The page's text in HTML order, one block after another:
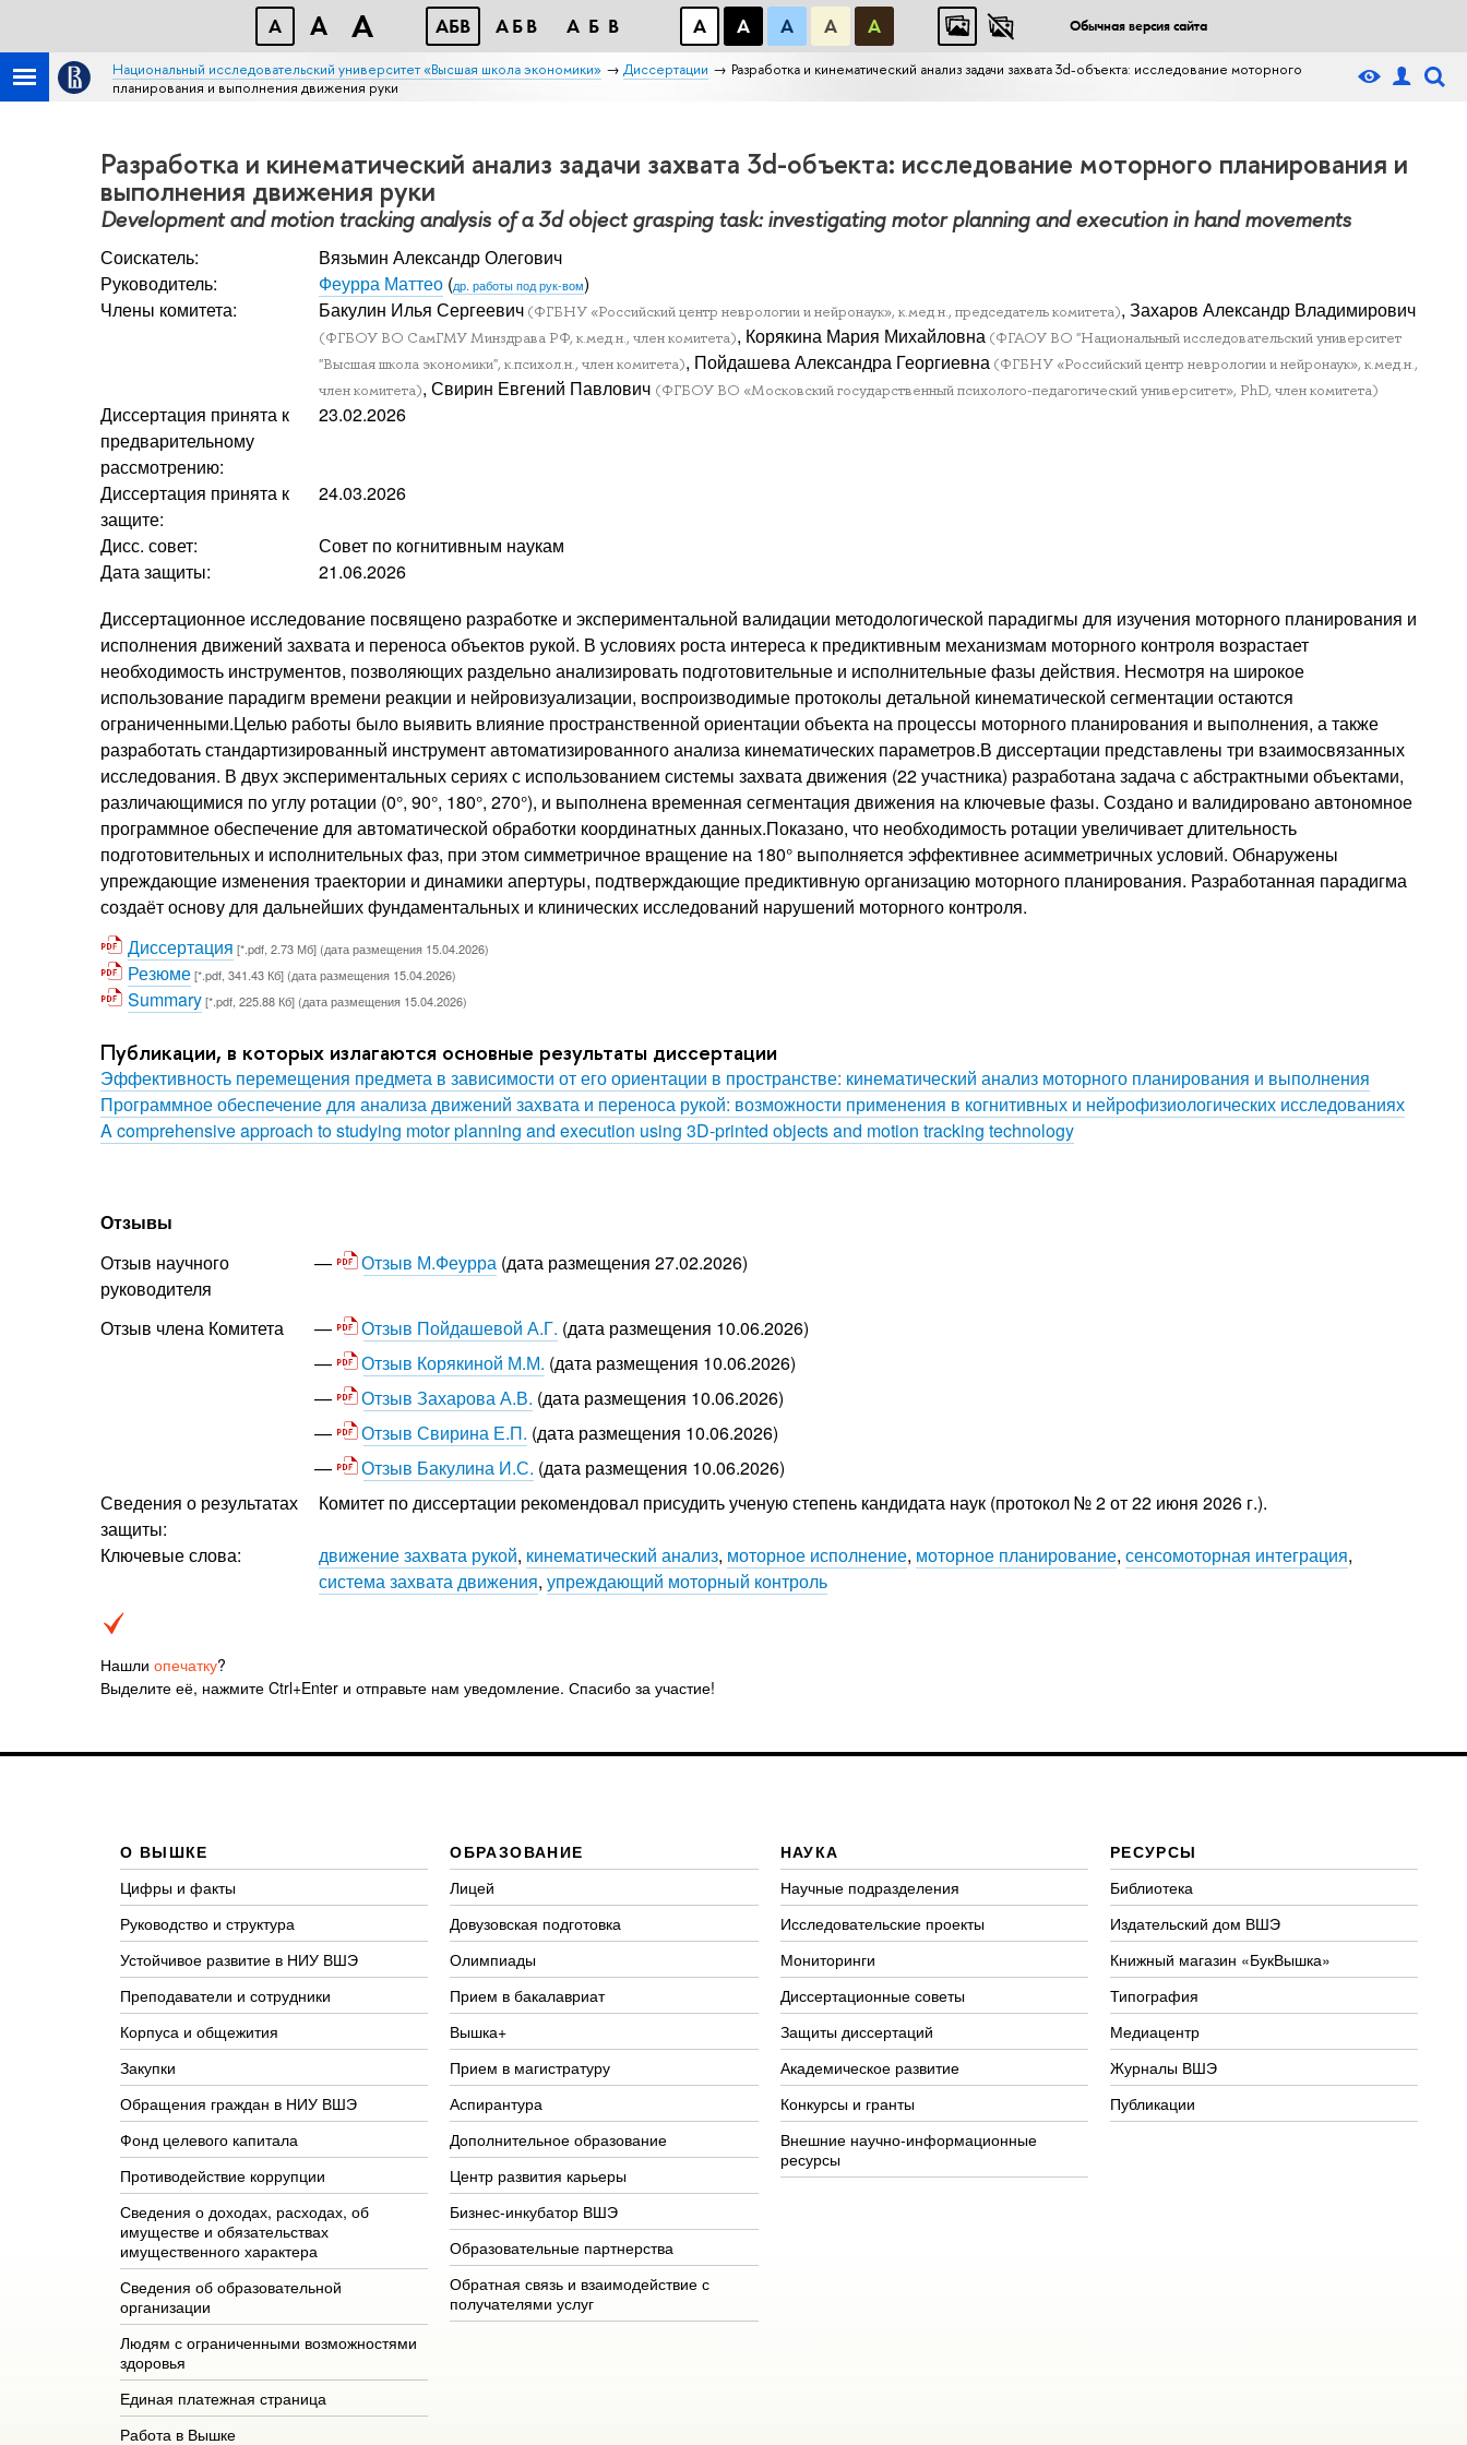
A A A АБB АБB АБB А А А А А Обычная версия сайта
Национальный исследовательский университет «Высшая школа экономики» Диссертации
Разработка и кинематический анализ задачи захвата 3d-объекта: исследование моторного
планирования и выполнения движения руки
Нашли опечатку?
Выделите её, нажмите Ctrl+Enter и отправьте нам уведомление. Спасибо за участие!
Разработка и кинематический анализ задачи захвата 3d-объекта: исследование моторного планирования и
выполнения движения руки
Development and motion tracking analysis of a 3d object grasping task: investigating motor planning and execution in hand movements
Соискатель:
Вязьмин Александр Олегович
Руководитель:
Феурра Маттео (др. работы под рук-вом)
Члены комитета:
Бакулин Илья Сергеевич (ФГБНУ «Российский центр неврологии и нейронаук», к.мед.н., председатель комитета), Захаров Александр Владимирович
(ФГБОУ ВО СамГМУ Минздрава РФ, к.мед.н., член комитета), Корякина Мария Михайловна (ФГАОУ ВО "Национальный исследовательский университет
"Высшая школа экономики", к.психол.н., член комитета), Пойдашева Александра Георгиевна (ФГБНУ «Российский центр неврологии и нейронаук», к.мед.н.,
член комитета), Свирин Евгений Павлович (ФГБОУ ВО «Московский государственный психолого-педагогический университет», PhD, член комитета)
Диссертация принята к
предварительному
рассмотрению:
23.02.2026
Диссертация принята к
защите:
24.03.2026
Дисс. совет:
Совет по когнитивным наукам
Дата защиты:
21.06.2026
Диссертационное исследование посвящено разработке и экспериментальной валидации методологической парадигмы для изучения моторного планирования и
исполнения движений захвата и переноса объектов рукой. В условиях роста интереса к предиктивным механизмам моторного контроля возрастает
необходимость инструментов, позволяющих раздельно анализировать подготовительные и исполнительные фазы действия. Несмотря на широкое
использование парадигм времени реакции и нейровизуализации, воспроизводимые протоколы детальной кинематической сегментации остаются
ограниченными.Целью работы было выявить влияние пространственной ориентации объекта на процессы моторного планирования и выполнения, а также
разработать стандартизированный инструмент автоматизированного анализа кинематических параметров.В диссертации представлены три взаимосвязанных
исследования. В двух экспериментальных сериях с использованием системы захвата движения (22 участника) разработана задача с абстрактными объектами,
различающимися по углу ротации (0°, 90°, 180°, 270°), и выполнена временная сегментация движения на ключевые фазы. Создано и валидировано автономное
программное обеспечение для автоматической обработки координатных данных.Показано, что необходимость ротации увеличивает длительность
подготовительных и исполнительных фаз, при этом симметричное вращение на 180° выполняется эффективнее асимметричных условий. Обнаружены
упреждающие изменения траектории и динамики апертуры, подтверждающие предиктивную организацию моторного планирования. Разработанная парадигма
создаёт основу для дальнейших фундаментальных и клинических исследований нарушений моторного контроля.
Диссертация [*.pdf, 2.73 Мб] (дата размещения 15.04.2026)
Резюме[*.pdf, 341.43 Кб] (дата размещения 15.04.2026)
Summary[*.pdf, 225.88 Кб] (дата размещения 15.04.2026)
Публикации, в которых излагаются основные результаты диссертации
Эффективность перемещения предмета в зависимости от его ориентации в пространстве: кинематический анализ моторного планирования и выполнения
Программное обеспечение для анализа движений захвата и переноса рукой: возможности применения в когнитивных и нейрофизиологических исследованиях
A comprehensive approach to studying motor planning and execution using 3D-printed objects and motion tracking technology
Отзывы
Отзыв научного
руководителя
Отзыв М.Феурра (дата размещения 27.02.2026)
Отзыв члена Комитета Отзыв Пойдашевой А.Г. (дата размещения 10.06.2026)
Отзыв Корякиной М.М. (дата размещения 10.06.2026)
Отзыв Захарова А.В. (дата размещения 10.06.2026)
Отзыв Свирина Е.П. (дата размещения 10.06.2026)
Отзыв Бакулина И.С. (дата размещения 10.06.2026)
Сведения о результатах
защиты:
Комитет по диссертации рекомендовал присудить ученую степень кандидата наук (протокол № 2 от 22 июня 2026 г.).
Ключевые слова: движение захвата рукой, кинематический анализ, моторное исполнение, моторное планирование, сенсомоторная интеграция,
система захвата движения, упреждающий моторный контроль
О ВЫШКЕ
Цифры и факты
Руководство и структура
Устойчивое развитие в НИУ ВШЭ
Преподаватели и сотрудники
Корпуса и общежития
Закупки
Обращения граждан в НИУ ВШЭ
Фонд целевого капитала
Противодействие коррупции
Сведения о доходах, расходах, об
имуществе и обязательствах
имущественного характера
Сведения об образовательной
организации
Людям с ограниченными возможностями
здоровья
Единая платежная страница
Работа в Вышке
ОБРАЗОВАНИЕ
Лицей
Довузовская подготовка
Олимпиады
Прием в бакалавриат
Вышка+
Прием в магистратуру
Аспирантура
Дополнительное образование
Центр развития карьеры
Бизнес-инкубатор ВШЭ
Образовательные партнерства
Обратная связь и взаимодействие с
получателями услуг
НАУКА
Научные подразделения
Исследовательские проекты
Мониторинги
Диссертационные советы
Защиты диссертаций
Академическое развитие
Конкурсы и гранты
Внешние научно-информационные
ресурсы
РЕСУРСЫ
Библиотека
Издательский дом ВШЭ
Книжный магазин «БукВышка»
Типография
Медиацентр
Журналы ВШЭ
Публикации